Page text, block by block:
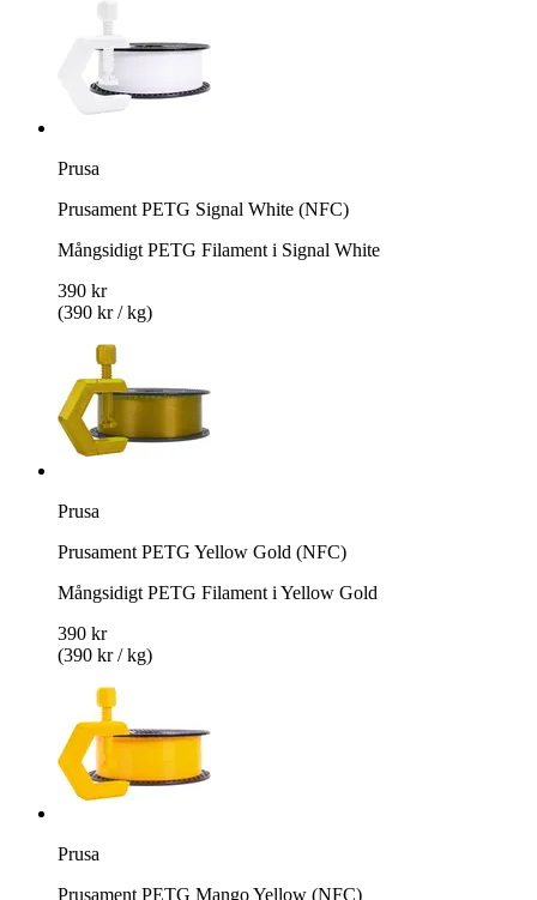
Prusa
Prusament PETG Signal White (NFC)
Mångsidigt PETG Filament i Signal White
390 kr
(390 kr / kg)
Prusa
Prusament PETG Yellow Gold (NFC)
Mångsidigt PETG Filament i Yellow Gold
390 kr
(390 kr / kg)
Prusa
Prusament PETG Mango Yellow (NFC)